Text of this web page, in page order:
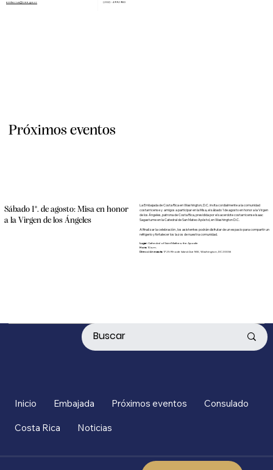
embcr-us@rree.go.cr (202) - 499-2980
Próximos eventos
Sábado 1°. de agosto: Misa en honor
a la Virgen de los Ángeles
La Embajada de Costa Rica en Washington, D.C. invita cordialmente a la comunidad
costarricense y amigos a participar en la Misa, el sábado 1 de agosto en honor a la Virgen
de los Ángeles, patrona de Costa Rica, presidida por el sacerdote costarricense Isaac
Sagastume en la Catedral de San Mateo Apóstol, en Washington D.C.
Al finalizar la celebración , los asistentes podrán disfrutar de un espacio para compartir un
refrigerio y fortalecer los lazos de nuestra comunidad.
Lugar:Cathedral of Saint Matthew the Apostle
Hora:10 a.m.
Dirección exacta:1725 Rhode Island Ave NW, Washington, DC 20036
Inicio Embajada Próximos eventos Consulado
Costa Rica Noticias